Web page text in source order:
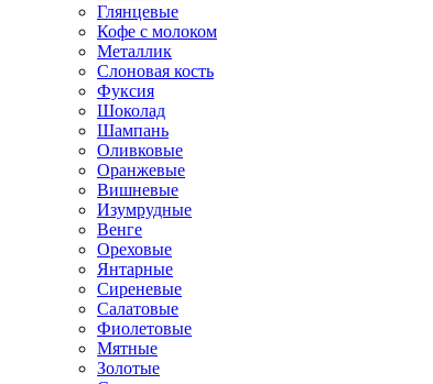
Глянцевые
Кофе с молоком
Металлик
Слоновая кость
Фуксия
Шоколад
Шампань
Оливковые
Оранжевые
Вишневые
Изумрудные
Венге
Ореховые
Янтарные
Сиреневые
Салатовые
Фиолетовые
Мятные
Золотые